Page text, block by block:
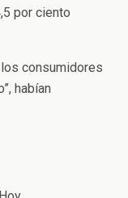
por ciento
consumidores
habían